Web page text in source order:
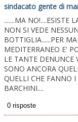
sindacato gente di
.......MA NO!....ESISTE
NON SI VEDE
BOTTIGLIA......PER
MEDITERRANEO E'
LE TANTE DENUNCE
SONO ANCORA
QUELLI CHE FANNO
BARCHINI....